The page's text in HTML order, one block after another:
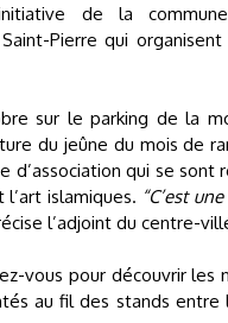
de la
Pierre qui
sur le parking de la
du jeûne du mois de
d’association qui se
islamiques. “C’est
l’adjoint du centre-
vous pour découvrir les
au fil des stands entre